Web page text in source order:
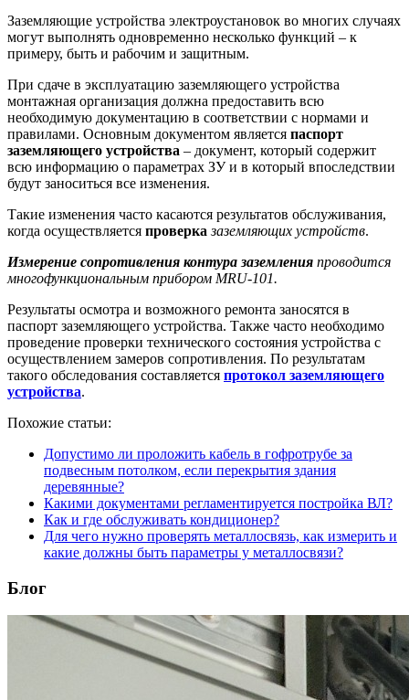
Заземляющие устройства электроустановок во многих случаях
могут выполнять одновременно несколько функций – к
примеру, быть и рабочим и защитным.
При сдаче в эксплуатацию заземляющего устройства
монтажная организация должна предоставить всю
необходимую документацию в соответствии с нормами и
правилами. Основным документом является паспорт
заземляющего устройства – документ, который содержит
всю информацию о параметрах ЗУ и в который впоследствии
будут заноситься все изменения.
Такие изменения часто касаются результатов обслуживания,
когда осуществляется проверказаземляющих устройств.
Измерение сопротивления контура заземления проводится
многофункциональным прибором MRU-101.
Результаты осмотра и возможного ремонта заносятся в
паспорт заземляющего устройства. Также часто необходимо
проведение проверки технического состояния устройства с
осуществлением замеров сопротивления. По результатам
такого обследования составляется протокол заземляющего
устройства.
Похожие статьи:
Допустимо ли проложить кабель в гофротрубе за
подвесным потолком, если перекрытия здания
деревянные?
Какими документами регламентируется постройка ВЛ?
Как и где обслуживать кондиционер?
Для чего нужно проверять металлосвязь, как измерить и
какие должны быть параметры у металлосвязи?
Блог